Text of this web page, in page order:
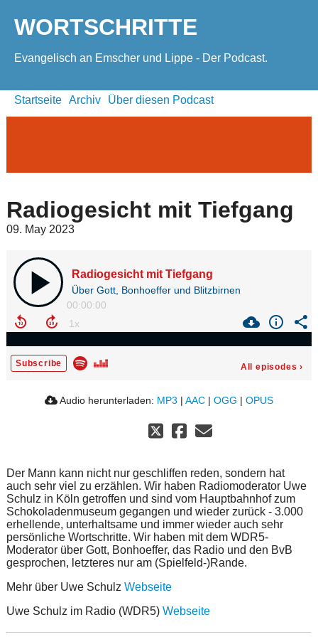
WORTSCHRITTE
Evangelisch an Emscher und Lippe - Der Podcast.
Startseite Archiv Über diesen Podcast
Radiogesicht mit Tiefgang
09. May 2023
Radiogesicht mit Tiefgang
Über Gott, Bonhoeffer und Blitzbirnen
00:00:00
Subscribe All episodes ›
Audio herunterladen: MP3 | AAC | OGG | OPUS
Der Mann kann nicht nur geschliffen reden, sondern hat
auch sehr viel zu erzählen. Wir haben Radiomoderator Uwe
Schulz in Köln getroffen und sind vom Hauptbahnhof zum
Schokoladenmuseum gegangen und wieder zurück - 3.000
erhellende, unterhaltsame und immer wieder auch sehr
persönliche Wortschritte. Wir haben mit dem WDR5-
Moderator über Gott, Bonhoeffer, das Radio und den BvB
gesprochen, letzteres nur am (Spielfeld-)Rande.
Mehr über Uwe Schulz Webseite
Uwe Schulz im Radio (WDR5) Webseite